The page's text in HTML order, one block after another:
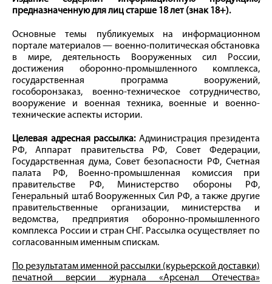
предназначенную для лиц старше 18 лет (знак 18+).
Основные темы публикуемых на информационном
портале материалов — военно-политическая обстановка
в мире, деятельность Вооруженных сил России,
достижения оборонно-промышленного комплекса,
государственная программа вооружений,
гособоронзаказ, военно-техническое сотрудничество,
вооружение и военная техника, военные и военно-
технические аспекты истории.
Целевая адресная рассылка: Администрация президента
РФ, Аппарат правительства РФ, Совет Федерации,
Государственная дума, Совет безопасности РФ, Счетная
палата РФ, Военно-промышленная комиссия при
правительстве РФ, Министерство обороны РФ,
Генеральный штаб Вооруженных Сил РФ, а также другие
правительственные организации, министерства и
ведомства, предприятия оборонно-промышленного
комплекса России и стран СНГ. Рассылка осуществляет по
согласованным именным спискам.
По результатам именной рассылки (курьерской доставки)
печатной версии журнала «Арсенал Отечества»